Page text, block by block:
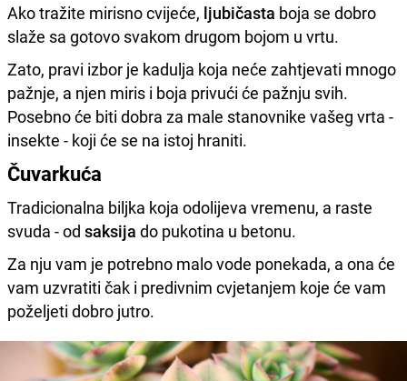
Ako tražite mirisno cvijeće, ljubičasta boja se dobro
slaže sa gotovo svakom drugom bojom u vrtu.
Zato, pravi izbor je kadulja koja neće zahtjevati mnogo
pažnje, a njen miris i boja privući će pažnju svih.
Posebno će biti dobra za male stanovnike vašeg vrta -
insekte - koji će se na istoj hraniti.
Čuvarkuća
Tradicionalna biljka koja odolijeva vremenu, a raste
svuda - od saksija do pukotina u betonu.
Za nju vam je potrebno malo vode ponekada, a ona će
vam uzvratiti čak i predivnim cvjetanjem koje će vam
poželjeti dobro jutro.